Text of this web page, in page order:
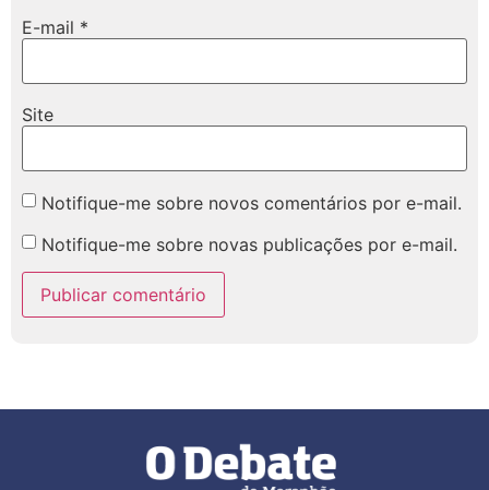
E-mail *
Site
Notifique-me sobre novos comentários por e-mail.
Notifique-me sobre novas publicações por e-mail.